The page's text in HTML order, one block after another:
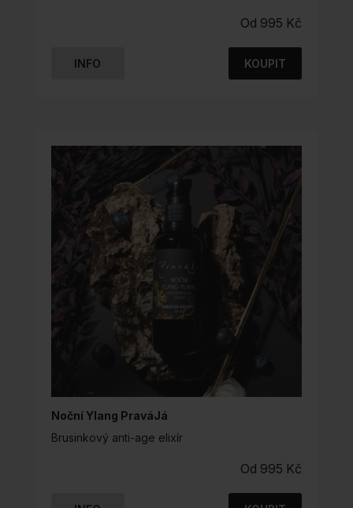
Od 995 Kč
INFO KOUPIT
TENTO
VYBRAT
STRÁNCE
Noční Ylang PraváJá
Brusinkový anti-age elixír
Od 995 Kč